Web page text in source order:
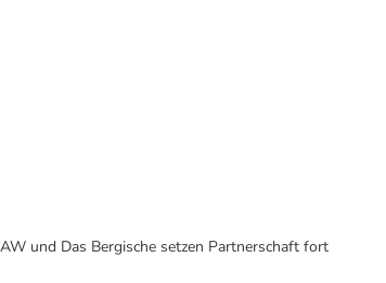
und Das Bergische setzen Partnerschaft fort